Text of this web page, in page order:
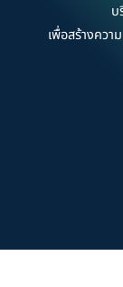
บ
เพื่อสร้างคว